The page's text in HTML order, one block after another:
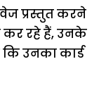
प्रस्तुत करने
कर रहे हैं, उनके
उनका कार्ड